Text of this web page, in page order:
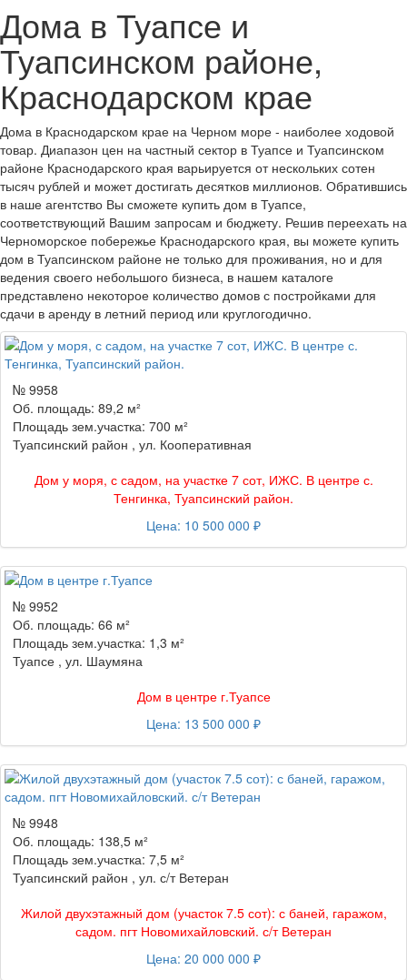
Дома в Туапсе и
Туапсинском районе,
Краснодарском крае
Дома в Краснодарском крае на Черном море - наиболее ходовой
товар. Диапазон цен на частный сектор в Туапсе и Туапсинском
районе Краснодарского края варьируется от нескольких сотен
тысяч рублей и может достигать десятков миллионов. Обратившись
в наше агентство Вы сможете купить дом в Туапсе,
соответствующий Вашим запросам и бюджету. Решив переехать на
Черноморское побережье Краснодарского края, вы можете купить
дом в Туапсинском районе не только для проживания, но и для
ведения своего небольшого бизнеса, в нашем каталоге
представлено некоторое количество домов с постройками для
сдачи в аренду в летний период или круглогодично.
№ 9958
Об. площадь: 89,2 м²
Площадь зем.участка: 700 м²
Туапсинский район , ул. Кооперативная
Дом у моря, с садом, на участке 7 сот, ИЖС. В центре с.
Тенгинка, Туапсинский район.
Цена: 10 500 000 ₽
№ 9952
Об. площадь: 66 м²
Площадь зем.участка: 1,3 м²
Туапсе , ул. Шаумяна
Дом в центре г.Туапсе
Цена: 13 500 000 ₽
№ 9948
Об. площадь: 138,5 м²
Площадь зем.участка: 7,5 м²
Туапсинский район , ул. с/т Ветеран
Жилой двухэтажный дом (участок 7.5 сот): с баней, гаражом,
садом. пгт Новомихайловский. с/т Ветеран
Цена: 20 000 000 ₽